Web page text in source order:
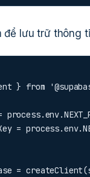
để lưu trữ thông
} from
=
=